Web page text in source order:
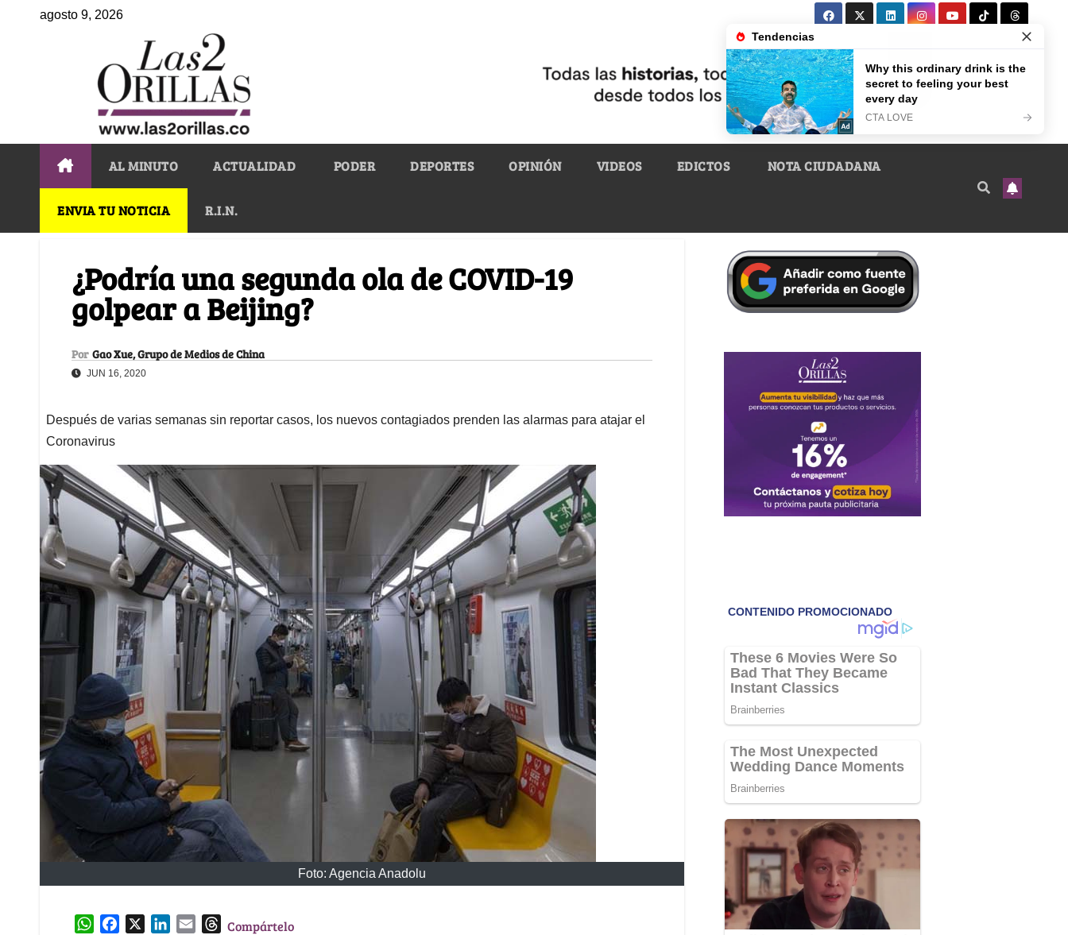
agosto 9, 2026
AL MINUTO ACTUALIDAD PODER DEPORTES OPINIÓN VIDEOS EDICTOS NOTA CIUDADANA
ENVIA TU NOTICIA R.I.N.
¿Podría una segunda ola de COVID-19
golpear a Beijing?
Por Gao Xue, Grupo de Medios de China
JUN 16, 2020
Después de varias semanas sin reportar casos, los nuevos contagiados prenden las alarmas para atajar el
Coronavirus
Foto: Agencia Anadolu
W
TCompártelo